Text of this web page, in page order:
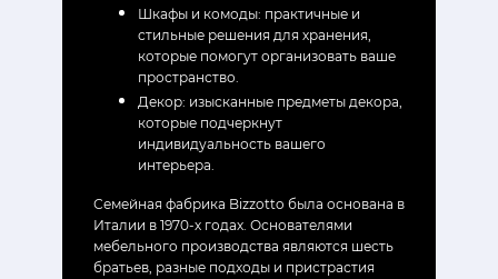
Шкафы и комоды: практичные и
стильные решения для хранения,
которые помогут организовать ваше
пространство.
Декор: изысканные предметы декора,
которые подчеркнут
индивидуальность вашего
интерьера.
Семейная фабрика Bizzotto была основана в
Италии в 1970-х годах. Основателями
мебельного производства являются шесть
братьев, разные подходы и пристрастия